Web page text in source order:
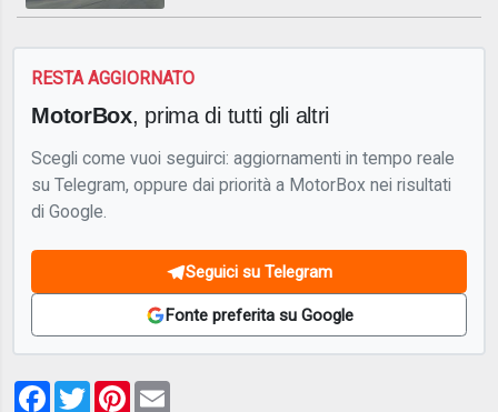
RESTA AGGIORNATO
MotorBox, prima di tutti gli altri
Scegli come vuoi seguirci: aggiornamenti in tempo reale
su Telegram, oppure dai priorità a MotorBox nei risultati
di Google.
Seguici su Telegram
Fonte preferita su Google
Facebook
TwitterPinterest